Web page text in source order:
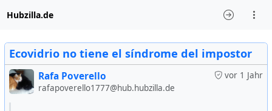
Hubzilla.de
Ecovidrio no tiene el síndrome del impostor
vor 1 Jahr
Rafa Poverello
rafapoverello1777@hub.hubzilla.de